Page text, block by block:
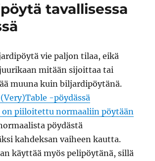
tavallisessa
vie paljon tilaa, eikä
mitään sijoittaa tai
muuna kuin biljardipöytänä.
-pöydässä
piiloitettu normaaliin pöytään
pöydästä
kahdeksan vaiheen kautta.
käyttää myös pelipöytänä, sillä